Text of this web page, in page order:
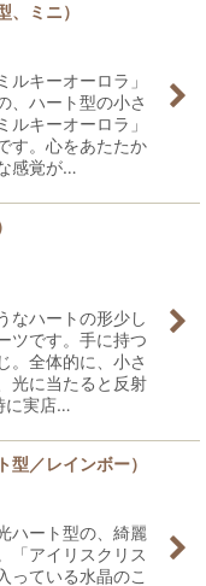
、ミニ）
キーオーロラ」
、ハート型の小さ
ルキーオーロラ」
す。心をあたたか
感覚が…
なハートの形少し
ツです。手に持つ
。全体的に、小さ
光に当たると反射
に実店…
型／レインボー）
ハート型の、綺麗
「アイリスクリス
っている水晶のこ